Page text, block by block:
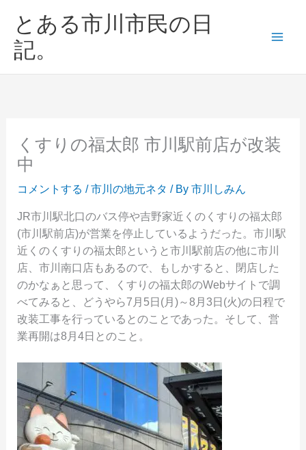
キ
とある市川市民の日
記。
くすりの福太郎 市川駅前店が改装
中
コメントする /市川の地元ネタ / By 市川しみん
JR市川駅北口のバス停や吉野家近くのくすりの福太郎
(市川駅前店)が営業を停止しているようだった。市川駅
近くのくすりの福太郎というと市川駅前店の他に市川
店、市川南口店もあるので、もしかすると、閉店した
のかなぁと思って、くすりの福太郎のWebサイトで調
べてみると、どうやら7月5日(月)～8月3日(火)の日程で
改装工事を行っているとのことであった。そして、営
業再開は8月4日とのこと。